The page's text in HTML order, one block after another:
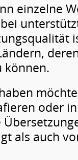
einzelne
können.
oder
als auch